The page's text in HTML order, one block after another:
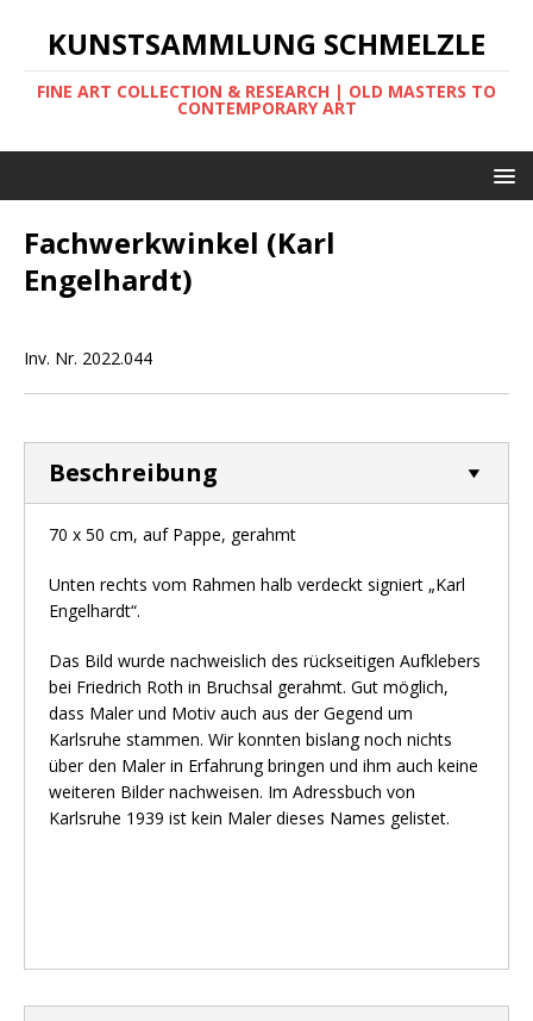
KUNSTSAMMLUNG SCHMELZLE
FINE ART COLLECTION & RESEARCH | OLD MASTERS TO
CONTEMPORARY ART
Fachwerkwinkel (Karl
Engelhardt)
Inv. Nr. 2022.044
Beschreibung
70 x 50 cm, auf Pappe, gerahmt
Unten rechts vom Rahmen halb verdeckt signiert „Karl
Engelhardt“.
Das Bild wurde nachweislich des rückseitigen Aufklebers
bei Friedrich Roth in Bruchsal gerahmt. Gut möglich,
dass Maler und Motiv auch aus der Gegend um
Karlsruhe stammen. Wir konnten bislang noch nichts
über den Maler in Erfahrung bringen und ihm auch keine
weiteren Bilder nachweisen. Im Adressbuch von
Karlsruhe 1939 ist kein Maler dieses Names gelistet.